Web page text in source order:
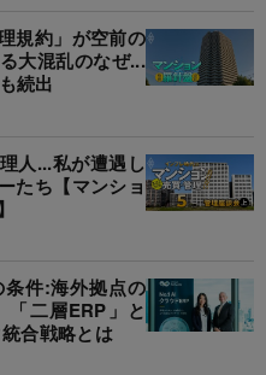
規約」が空前の
大混乱のなぜ...
続出
人...私が遭遇し
たち【マンショ
件:海外拠点の
「二層ERP」と
合戦略とは